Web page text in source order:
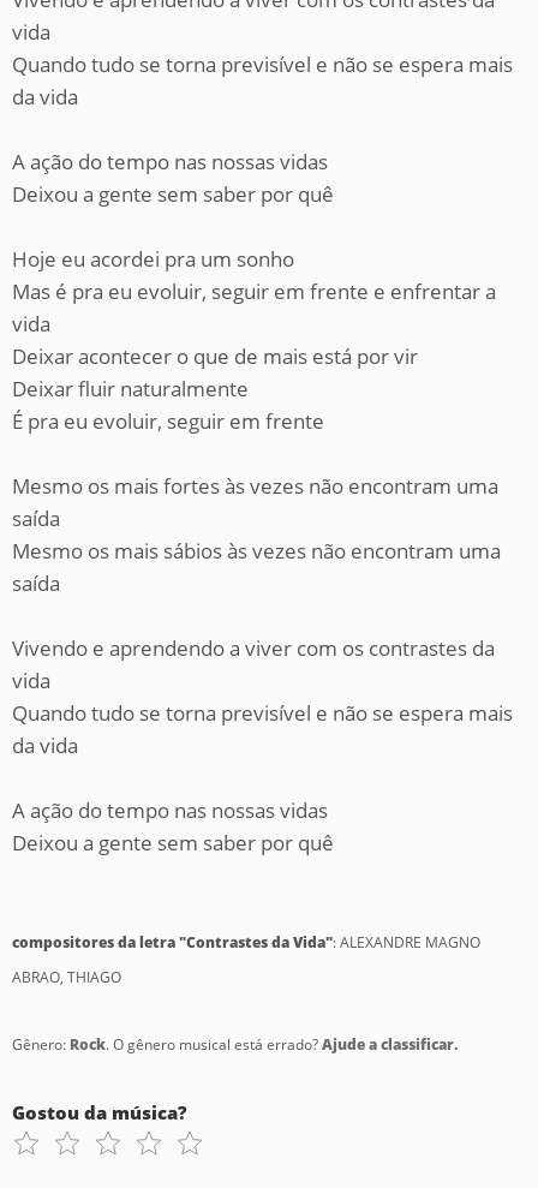
vida
Quando tudo se torna previsível e não se espera mais
da vida
A ação do tempo nas nossas vidas
Deixou a gente sem saber por quê
Hoje eu acordei pra um sonho
Mas é pra eu evoluir, seguir em frente e enfrentar a
vida
Deixar acontecer o que de mais está por vir
Deixar fluir naturalmente
É pra eu evoluir, seguir em frente
Mesmo os mais fortes às vezes não encontram uma
saída
Mesmo os mais sábios às vezes não encontram uma
saída
Vivendo e aprendendo a viver com os contrastes da
vida
Quando tudo se torna previsível e não se espera mais
da vida
A ação do tempo nas nossas vidas
Deixou a gente sem saber por quê
compositores da letra "Contrastes da Vida": ALEXANDRE MAGNO
ABRAO, THIAGO
Gênero: Rock. O gênero musical está errado?Ajude a classificar.
Gostou da música?